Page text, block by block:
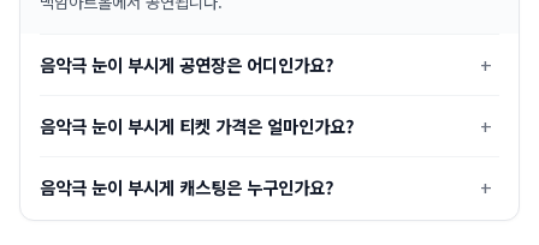
음악극 눈이 부시게 공연장은 어디인가요?
음악극 눈이 부시게 티켓 가격은 얼마인가요?
음악극 눈이 부시게 캐스팅은 누구인가요?